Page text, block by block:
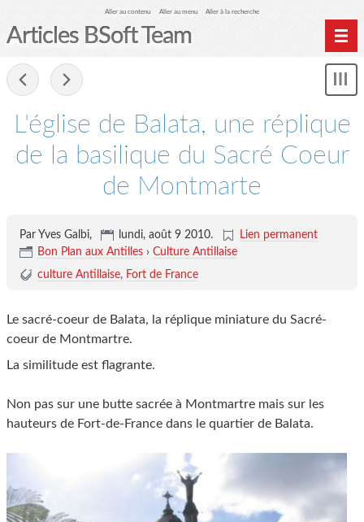
Aller au contenu Aller au menu Aller à la recherche
Articles BSoft Team
L'église de Balata, une réplique
de la basilique du Sacré Coeur
de Montmarte
Par Yves Galbi, lundi, août 9 2010.
Lien permanent
Bon Plan aux Antilles› Culture Antillaise
culture Antillaise
Fort de France
Le sacré-coeur de Balata, la réplique miniature du Sacré-
coeur de Montmartre.
La similitude est flagrante.
Non pas sur une butte sacrée à Montmartre mais sur les
hauteurs de Fort-de-France dans le quartier de Balata.